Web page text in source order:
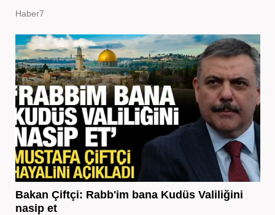
Haber7
Bakan Çiftçi: Rabb'im bana Kudüs Valiliğini
nasip et